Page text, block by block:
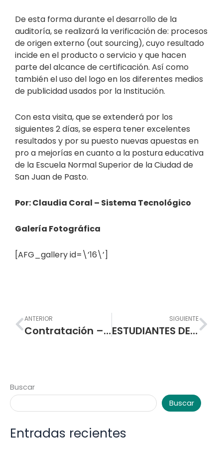
De esta forma durante el desarrollo de la
auditoría, se realizará la verificación de: procesos
de origen externo (out sourcing), cuyo resultado
incide en el producto o servicio y que hacen
parte del alcance de certificación. Así como
también el uso del logo en los diferentes medios
de publicidad usados por la Institución.
Con esta visita, que se extenderá por los
siguientes 2 días, se espera tener excelentes
resultados y por su puesto nuevas apuestas en
pro a mejorías en cuanto a la postura educativa
de la Escuela Normal Superior de la Ciudad de
San Juan de Pasto.
Por: Claudia Coral – Sistema Tecnológico
Galería Fotográfica
[AFG_gallery id=\’16\’]
Prev
ANTERIOR
Contratación – Mantenimiento de equipos de amplificación externos y equipos de emisora
SIGUIENTE
ESTUDIANTES DEL GRADO ONCE PROMOCIÓN 2018 ENTREGAN NUEVO JARDÍN A LA INSTITUCIÓN
Buscar
Buscar
Entradas recientes